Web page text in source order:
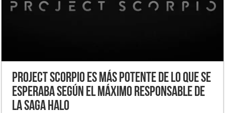
Project Scorpio es más potente de lo que se
esperaba según el máximo responsable de
la saga Halo